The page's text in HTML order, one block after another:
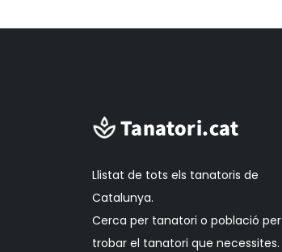
Llistat de tots els tanatoris de
Catalunya.
Cerca per tanatori o població per
trobar el tanatori que necessites.